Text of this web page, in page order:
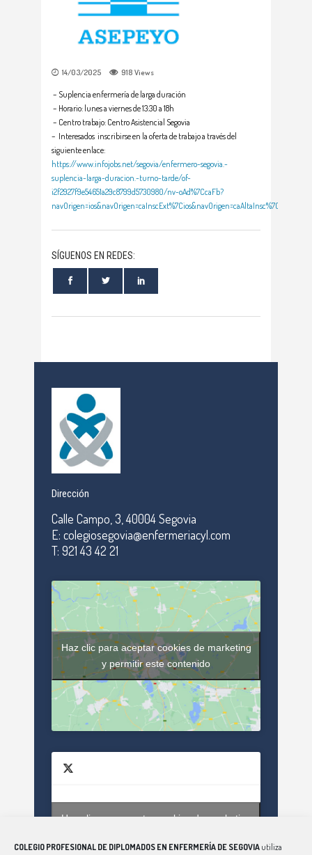
COLEGIO PROFESIONAL DE DIPLOMADOS EN ENFERMERÍA DE SEGOVIA utiliza
14/03/2025 918 Views
– Suplencia enfermería de larga duración
– Horario: lunes a viernes de 13:30 a 18h
– Centro trabajo: Centro Asistencial Segovia
– Interesados inscribirse en la oferta de trabajo a través del
siguiente enlace:
https://www.infojobs.net/segovia/enfermero-segovia.-
suplencia-larga-duracion.-turno-tarde/of-
i2f2927f9e54651a29c8799d5730980/nv-oAd%7CcaFb?
navOrigen=ios&navOrigen=caInscExt%7Cios&navOrigen=caAltaInsc%7Cios
SÍGUENOS EN REDES:
Dirección
Calle Campo, 3, 40004 Segovia
E: colegiosegovia@enfermeriacyl.com
T: 921 43 42 21
Haz clic para aceptar cookies de marketing
y permitir este contenido
Haz clic para aceptar cookies de marketing